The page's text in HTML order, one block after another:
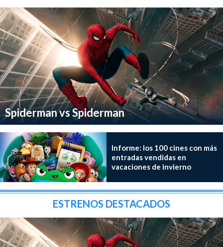
Spiderman vs Spiderman
Informe: los 100 cines con más
entradas vendidas en
vacaciones de invierno
ESTRENOS DESTACADOS